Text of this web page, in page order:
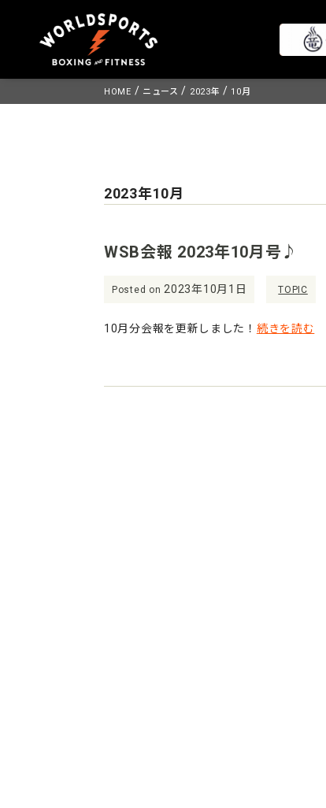
to
HOME / ニュース / 2023年 / 10月
2023年10月
WSB会報 2023年10月号♪
Posted on 2023年10月1日 TOPIC
10月分会報を更新しました！ 続きを読む